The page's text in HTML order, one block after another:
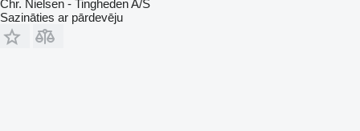
Chr. Nielsen - Tingheden A/S
Sazināties ar pārdevēju